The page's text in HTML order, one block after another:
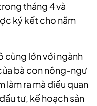
tháng 4 và
ký kết cho năm
cùng lớn với ngành
bà con nông-ngư
làm ra mà điều quan
tư, kế hoạch sản